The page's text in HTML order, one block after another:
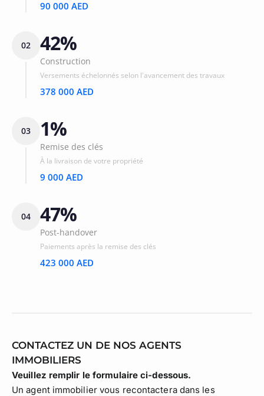
90 000 AED
02 42%
Construction
Versements échelonnés selon l'avancement des travaux
378 000 AED
03 1%
Remise des clés
À la livraison de votre propriété
9 000 AED
04 47%
Post-handover
Paiements après la remise des clés
423 000 AED
CONTACTEZ UN DE NOS AGENTS
IMMOBILIERS
Veuillez remplir le formulaire ci-dessous.
Un agent immobilier vous recontactera dans les